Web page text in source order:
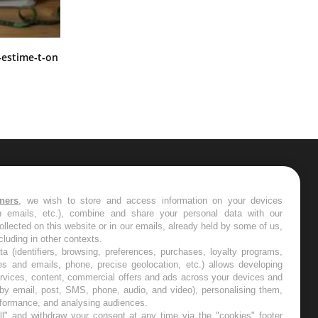
estime-t-on
les semaines les meilleures
, we wish to store and access information on your devices
emails, etc.), combine and share your personal data with our
on this website or in our emails, already held by some of us,
in other contexts.
(identifiers, browsing, preferences, purchases, loyalty programs,
and emails, phone, precise geolocation, etc.) allows developing
content, commercial offers and ads across your devices and
email, post, SMS, phone, audio, and video), personalising them,
and analysing audiences.
and withdraw your consent at any time via the "cookies" footer